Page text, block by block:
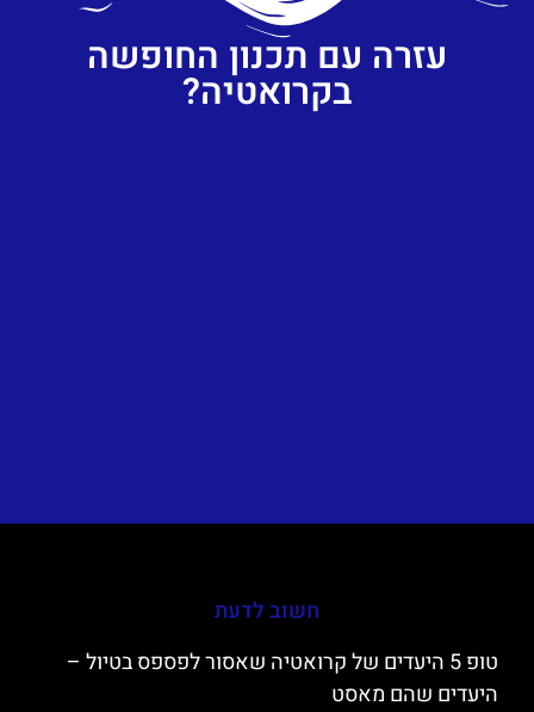
עזרה עם תכנון החופשה
בקרואטיה?
חשוב לדעת
טופ 5 היעדים של קרואטיה שאסור לפספס בטיול –
היעדים שהם מאסט